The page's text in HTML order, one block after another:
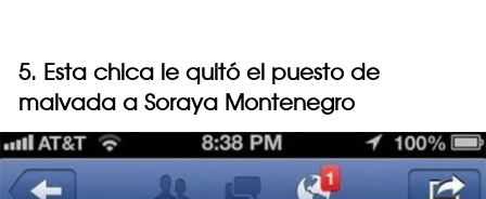
5. Esta chica le quitó el puesto de
malvada a Soraya Montenegro